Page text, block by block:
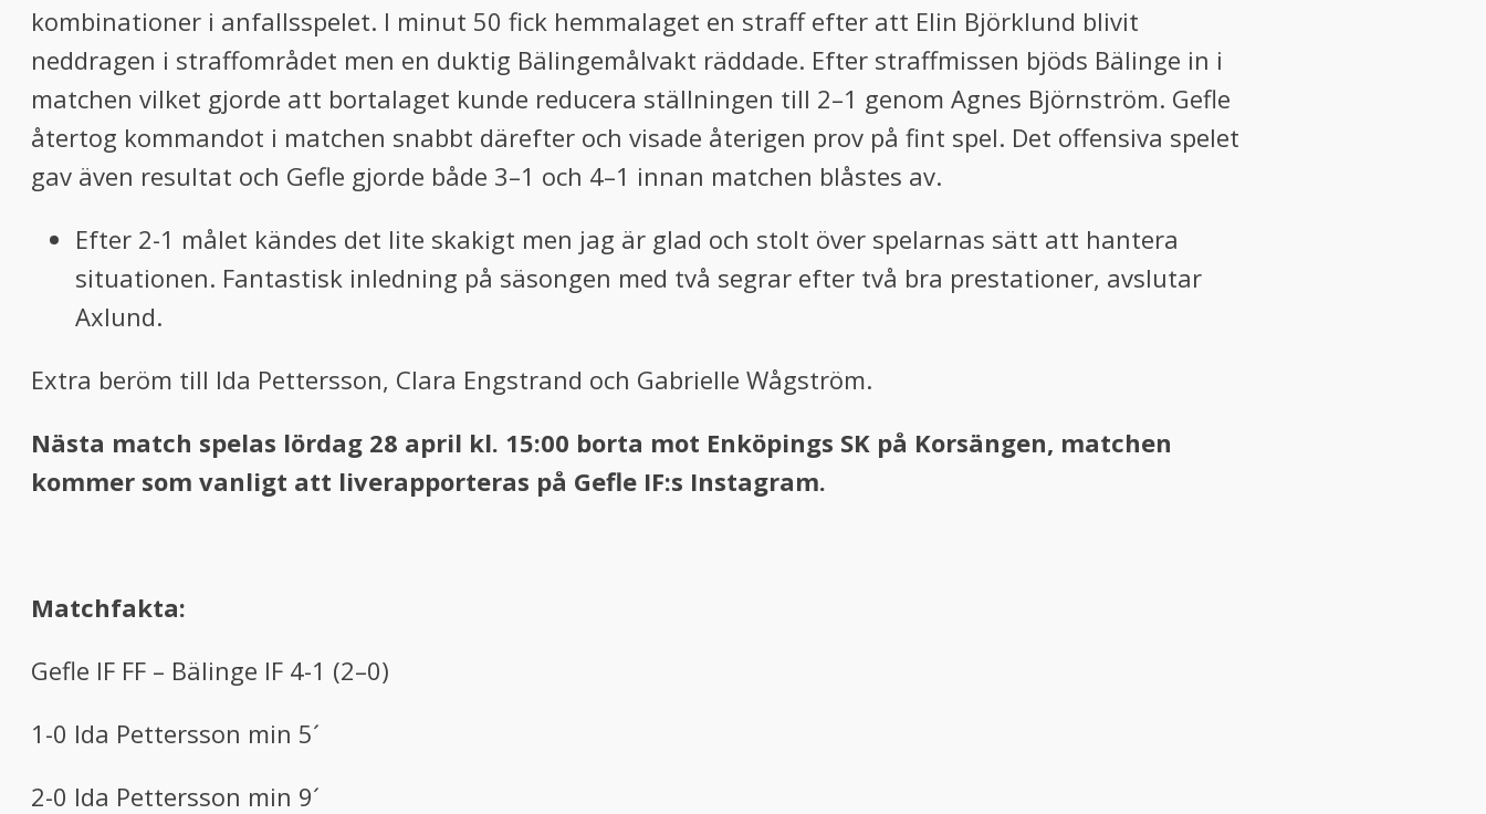
kombinationer i anfallsspelet. I minut 50 fick hemmalaget en straff efter att Elin Björklund blivit
neddragen i straffområdet men en duktig Bälingemålvakt räddade. Efter straffmissen bjöds Bälinge in i
matchen vilket gjorde att bortalaget kunde reducera ställningen till 2–1 genom Agnes Björnström. Gefle
återtog kommandot i matchen snabbt därefter och visade återigen prov på fint spel. Det offensiva spelet
gav även resultat och Gefle gjorde både 3–1 och 4–1 innan matchen blåstes av.
Efter 2-1 målet kändes det lite skakigt men jag är glad och stolt över spelarnas sätt att hantera
situationen. Fantastisk inledning på säsongen med två segrar efter två bra prestationer, avslutar
Axlund.
Extra beröm till Ida Pettersson, Clara Engstrand och Gabrielle Wågström.
Nästa match spelas lördag 28 april kl. 15:00 borta mot Enköpings SK på Korsängen, matchen
kommer som vanligt att liverapporteras på Gefle IF:s Instagram.
Matchfakta:
Gefle IF FF – Bälinge IF 4-1 (2–0)
1-0 Ida Pettersson min 5´
2-0 Ida Pettersson min 9´